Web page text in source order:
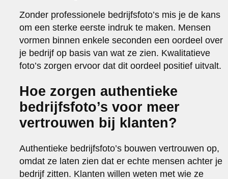
Zonder professionele bedrijfsfoto’s mis je de kans
om een sterke eerste indruk te maken. Mensen
vormen binnen enkele seconden een oordeel over
je bedrijf op basis van wat ze zien. Kwalitatieve
foto’s zorgen ervoor dat dit oordeel positief uitvalt.
Hoe zorgen authentieke
bedrijfsfoto’s voor meer
vertrouwen bij klanten?
Authentieke bedrijfsfoto’s bouwen vertrouwen op,
omdat ze laten zien dat er echte mensen achter je
bedrijf zitten. Klanten willen weten met wie ze